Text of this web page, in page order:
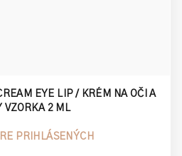
EYE LIP / KRÉM NA OČI A
VZORKA 2 ML
PRIHLÁSENÝCH